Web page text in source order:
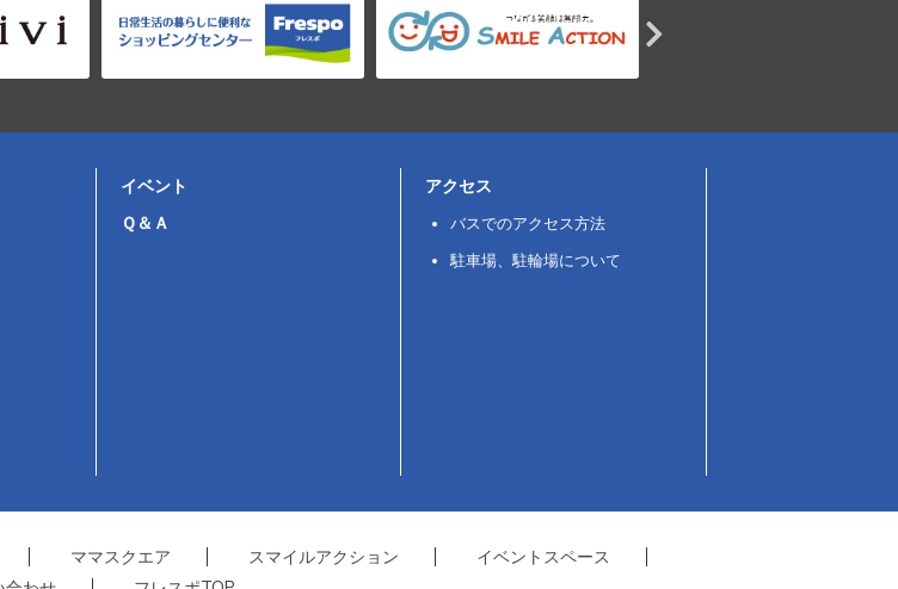
イベント
Ｑ＆Ａ
アクセス
バスでのアクセス方法
駐車場、駐輪場について
ママスクエア スマイルアクション
イベントスペース